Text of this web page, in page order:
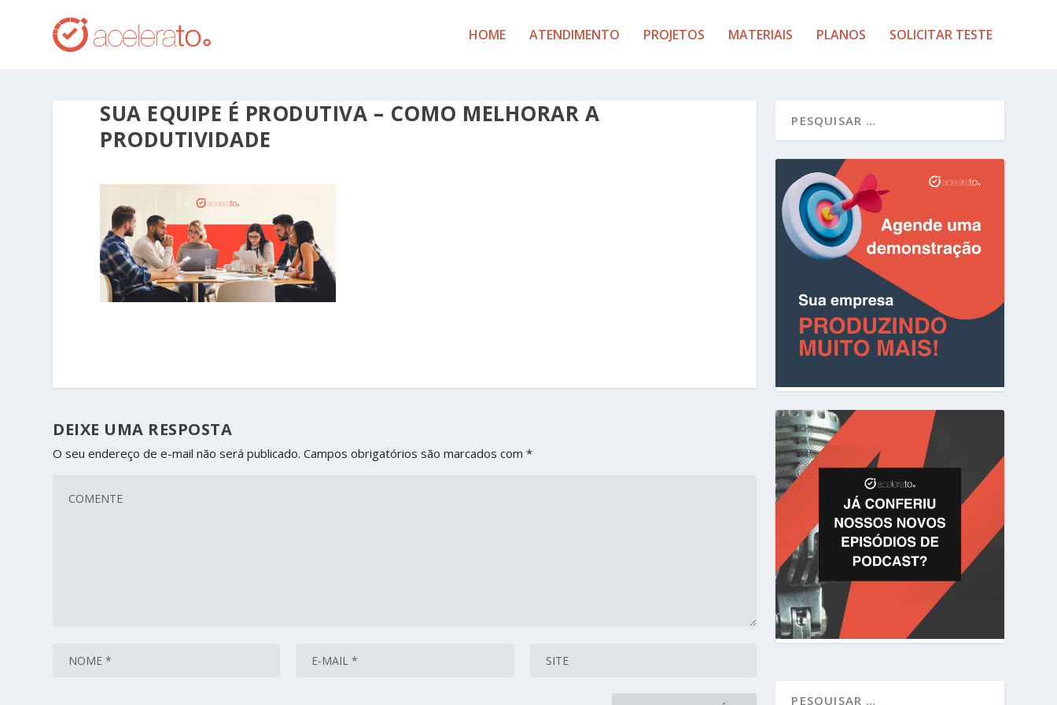
HOME ATENDIMENTO PROJETOS MATERIAIS PLANOS SOLICITAR TESTE
SUA EQUIPE É PRODUTIVA – COMO MELHORAR A
PRODUTIVIDADE
DEIXE UMA RESPOSTA
O seu endereço de e-mail não será publicado. Campos obrigatórios são marcados com*